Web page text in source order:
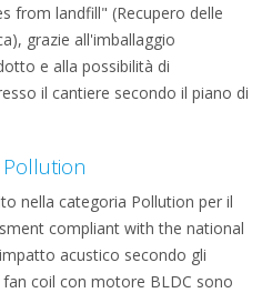
from landfill" (Recupero delle
grazie all'imballaggio
e alla possibilità di
il cantiere secondo il piano di
Pollution
nella categoria Pollution per il
compliant with the national
acustico secondo gli
coil con motore BLDC sono